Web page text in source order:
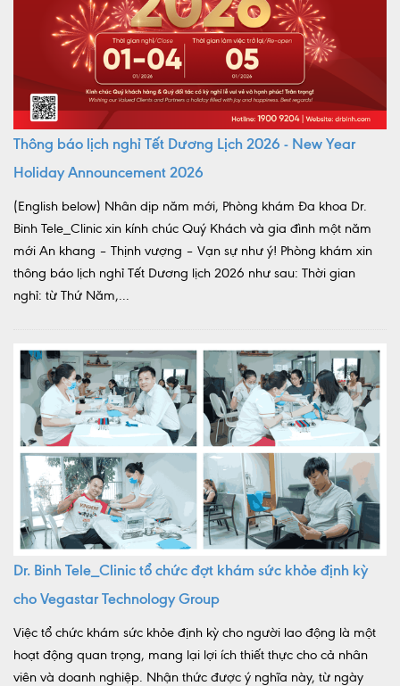
Thông báo lịch nghỉ Tết Dương Lịch 2026 - New Year
Holiday Announcement 2026
(English below) Nhân dịp năm mới, Phòng khám Đa khoa Dr.
Binh Tele_Clinic xin kính chúc Quý Khách và gia đình một năm
mới An khang – Thịnh vượng – Vạn sự như ý! Phòng khám xin
thông báo lịch nghỉ Tết Dương lịch 2026 như sau: Thời gian
nghỉ: từ Thứ Năm,...
Dr. Binh Tele_Clinic tổ chức đợt khám sức khỏe định kỳ
cho Vegastar Technology Group
Việc tổ chức khám sức khỏe định kỳ cho người lao động là một
hoạt động quan trọng, mang lại lợi ích thiết thực cho cả nhân
viên và doanh nghiệp. Nhận thức được ý nghĩa này, từ ngày